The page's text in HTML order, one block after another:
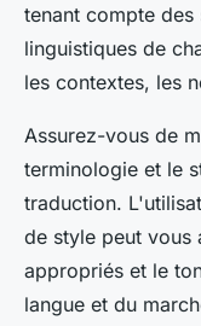
tenant compte
linguistiques de
les contextes, les
Assurez-vous de
terminologie et le
traduction.
de style peut vous
appropriés et le
langue et du